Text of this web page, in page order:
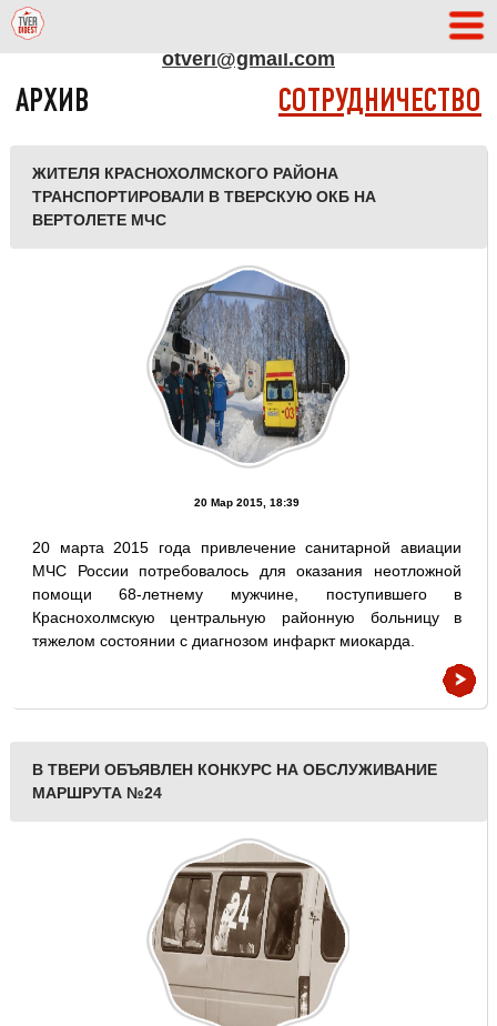
otveri@gmail.com
АРХИВ СОТРУДНИЧЕСТВО
ЖИТЕЛЯ КРАСНОХОЛМСКОГО РАЙОНА
ТРАНСПОРТИРОВАЛИ В ТВЕРСКУЮ ОКБ НА
ВЕРТОЛЕТЕ МЧС
20 Мар 2015, 18:39
20 марта 2015 года привлечение санитарной авиации
МЧС России потребовалось для оказания неотложной
помощи 68-летнему мужчине, поступившего в
Краснохолмскую центральную районную больницу в
тяжелом состоянии с диагнозом инфаркт миокарда.
В ТВЕРИ ОБЪЯВЛЕН КОНКУРС НА ОБСЛУЖИВАНИЕ
МАРШРУТА №24